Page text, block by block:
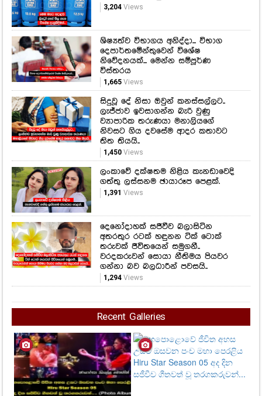
3,204Views
ශිෂ්‍යත්ව විභාගය අනිද්දා... විභාග
දෙපාර්තමේන්තුවෙන් විශේෂ
නිවේදනයක්... මෙන්න සම්පූර්ණ
විස්තරය
1,665Views
සිදුවූ දේ නිසා ඔවුන් කනස්සල්ලට..
ලැජ්ජාව ඉවසාගන්න බැරි වුණු
ව්‍යාපාරික තරුණයා මනාලියගේ
නිවසට ගිය දවසේම ආදර කතාවට
තිත තියයි..
1,450Views
ලංකාවේ දක්ෂතම නිළිය කැනඩාවෙදි
ගත්තු ලස්සනම ඡායාරූප පෙළක්.
1,391 Views
දෙනෝදාහක් සජීවීව බලාසිටින
අතරතුර රටක් හඳුනන ටික් ටොක්
තරුවක් ජීවිතයෙන් සමුගනී..
වරදකරුවන් සොයා නීතිමය පියවර
ගන්නා බව බලධාරීන් පවසයි..
1,294Views
Recent Galleries